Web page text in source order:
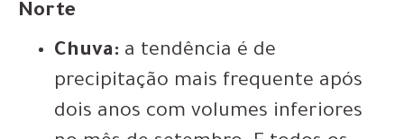
Norte
Chuva: a tendência é de
precipitação mais frequente após
dois anos com volumes inferiores